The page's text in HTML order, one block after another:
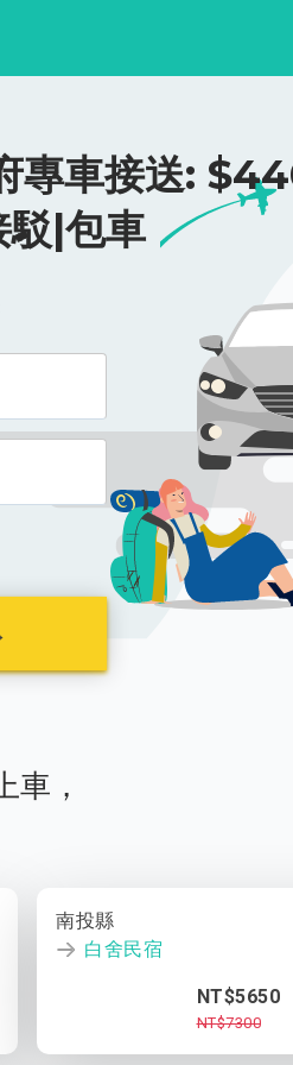
專車接送:
|包車
車，
南投縣
白舍民宿
NT$5650
NT$7300